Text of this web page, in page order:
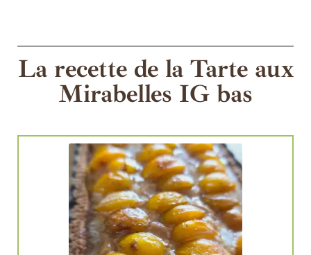
La recette de la Tarte aux
Mirabelles IG bas